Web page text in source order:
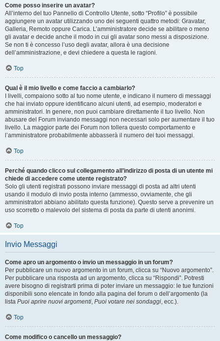
Come posso inserire un avatar?
All’interno del tuo Pannello di Controllo Utente, sotto “Profilo” è possibile
aggiungere un avatar utilizzando uno dei seguenti quattro metodi: Gravatar,
Galleria, Remoto oppure Carica. L’amministratore decide se abilitare o meno
gli avatar e decide anche il modo in cui gli avatar sono messi a disposizione.
Se non ti è concesso l’uso degli avatar, allora è una decisione
dell’amministrazione, e devi chiedere a questa le ragioni.
Top
Qual è il mio livello e come faccio a cambiarlo?
I livelli, compaiono sotto al tuo nome utente, e indicano il numero di messaggi
che hai inviato oppure identificano alcuni utenti, ad esempio, moderatori e
amministratori. In genere, non puoi cambiare direttamente il tuo livello. Non
abusare del Forum inviando messaggi non necessari solo per aumentare il tuo
livello. La maggior parte dei Forum non tollera questo comportamento e
l’amministratore probabilmente abbasserà il numero dei tuoi messaggi.
Top
Perché quando clicco sul collegamento all’indirizzo di posta di un utente mi
chiede di accedere come utente registrato?
Solo gli utenti registrati possono inviare messaggi di posta ad altri utenti
usando il modulo di invio posta interno (ammesso, ovviamente, che gli
amministratori abbiano abilitato questa funzione). Questo serve a prevenire un
uso scorretto o malevolo del sistema di posta da parte di utenti anonimi.
Top
Invio Messaggi
Come apro un argomento o invio un messaggio in un forum?
Per pubblicare un nuovo argomento in un forum, clicca su “Nuovo argomento”.
Per pubblicare una risposta ad un argomento, clicca su “Rispondi”. Potresti
avere bisogno di registrarti prima di poter inviare un messaggio: le tue funzioni
disponibili sono elencate in fondo alla pagina del forum o dell’argomento (la
lista Puoi aprire nuovi argomenti, Puoi votare nei sondaggi, ecc.).
Top
Come modifico o cancello un messaggio?